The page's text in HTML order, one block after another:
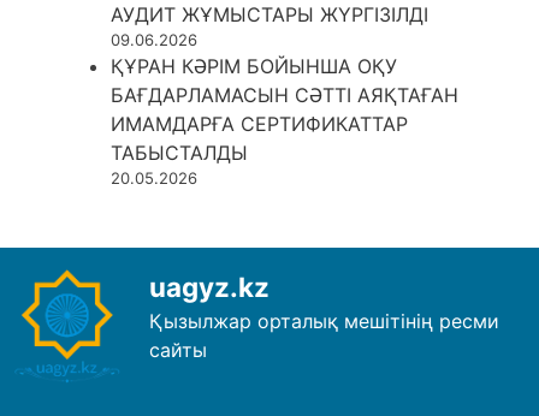
АУДИТ ЖҰМЫСТАРЫ ЖҮРГІЗІЛДІ
09.06.2026
ҚҰРАН КӘРІМ БОЙЫНША ОҚУ
БАҒДАРЛАМАСЫН СӘТТІ АЯҚТАҒАН
ИМАМДАРҒА СЕРТИФИКАТТАР
ТАБЫСТАЛДЫ
20.05.2026
uagyz.kz
Қызылжар орталық мешітінің ресми
сайты